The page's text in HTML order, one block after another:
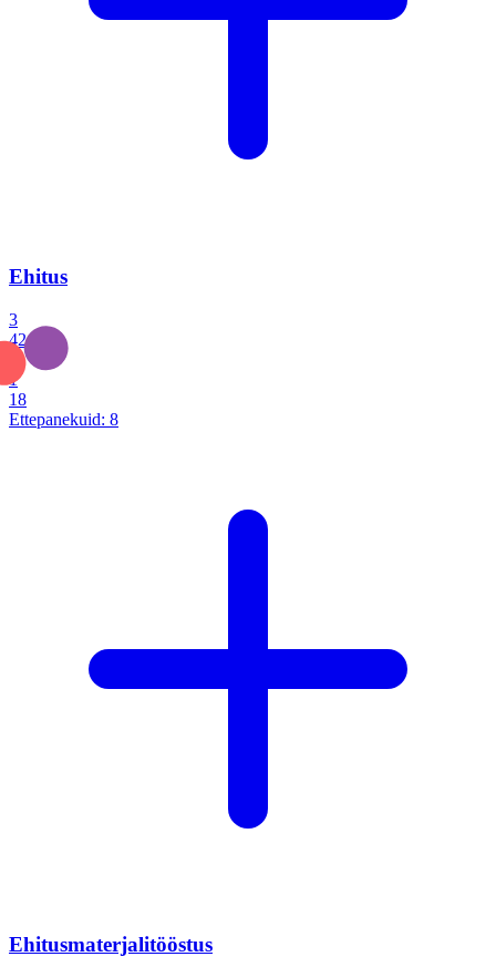
Ehitus
3
42
1
18
Ettepanekuid: 8
Ehitusmaterjalitööstus